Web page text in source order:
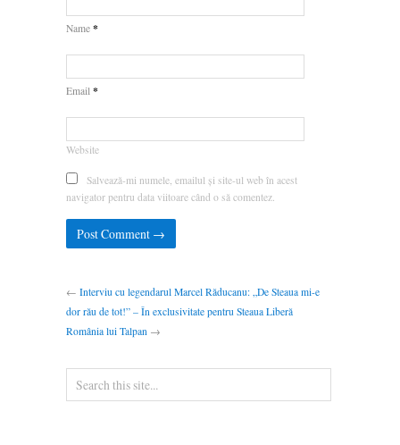
Name *
Email *
Website
Salvează-mi numele, emailul și site-ul web în acest
navigator pentru data viitoare când o să comentez.
← Interviu cu legendarul Marcel Răducanu: „De Steaua mi-e
dor rău de tot!” – În exclusivitate pentru Steaua Liberă
România lui Talpan →